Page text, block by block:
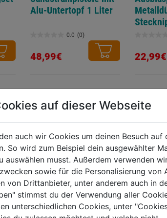
Alu-Untertopf 1 Liter
0.0 (0)
von
48,99€
von
22,99€
AUS DIESER KATEGORIE
auf dieser Webseite
auch wir Cookies um deinen Besuch auf
So wird zum Beispiel dein ausgewählter
auswählen musst. Außerdem verwenden
sowie für die Personalisierung von
von Drittanbieter, unter anderem auch in
stimmst du der Verwendung aller
unterschiedlichen Cookies, unter